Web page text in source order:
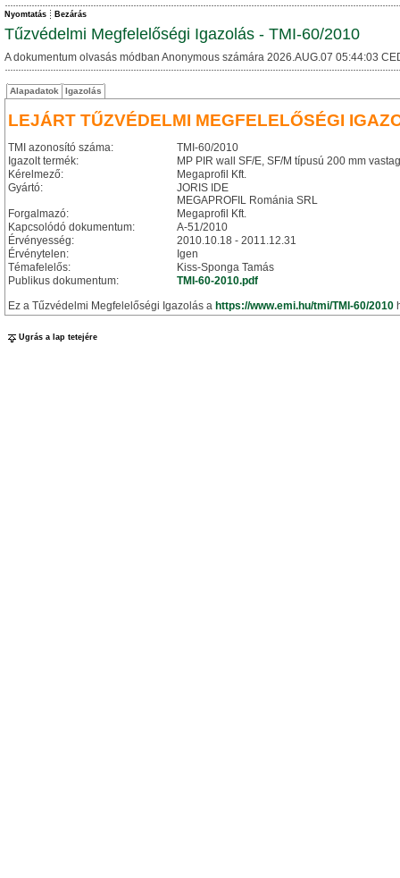
Nyomtatás Bezárás
Tűzvédelmi Megfelelőségi Igazolás - TMI-60/2010
A dokumentum olvasás módban Anonymous számára 2026.AUG.07 05:44:03
Alapadatok Igazolás
LEJÁRT TŰZVÉDELMI MEGFELELŐSÉGI
TMI azonosító száma:
TMI-60/2010
Igazolt termék:
MP PIR wall SF/E, SF/M típusú 200 mm
Kérelmező:
Megaprofil Kft.
Gyártó:
JORIS IDE
MEGAPROFIL Románia SRL
Forgalmazó:
Megaprofil Kft.
Kapcsolódó dokumentum:
A-51/2010
Érvényesség:
2010.10.18 - 2011.12.31
Érvénytelen:
Igen
Témafelelős:
Kiss-Sponga Tamás
Publikus dokumentum:
TMI-60-2010.pdf
Ez a Tűzvédelmi Megfelelőségi Igazolás a https://www.emi.hu/tmi/TMI-60/2010
Ugrás a lap tetejére